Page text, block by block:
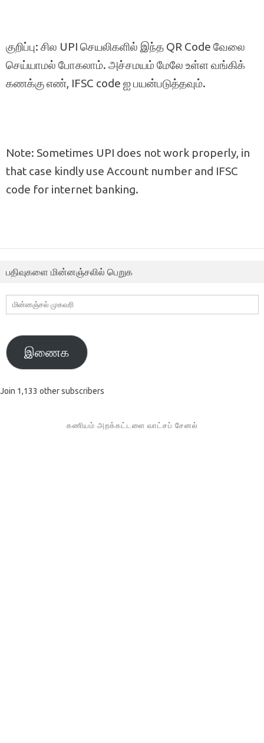
குறிப்பு: சில UPI செயலிகளில் இந்த QR Code வேலை
செய்யாமல் போகலாம். அச்சமயம் மேலே உள்ள வங்கிக்
கணக்கு எண், IFSC code ஐ பயன்படுத்தவும்.
Note: Sometimes UPI does not work properly, in
that case kindly use Account number and IFSC
code for internet banking.
பதிவுகளை மின்னஞ்சலில் பெறுக
மின்னஞ்சல்
முகவரி
இணைக
Join 1,133 other subscribers
கணியம் அறக்கட்டளை வாட்சப் சேனல்